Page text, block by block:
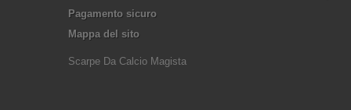
Pagamento sicuro
Mappa del sito
Scarpe Da Calcio Magista